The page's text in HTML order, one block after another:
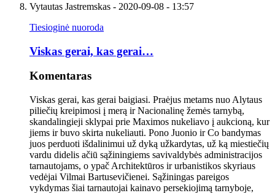
Vytautas Jastremskas - 2020-09-08 - 13:57
Tiesioginė nuoroda
Viskas gerai, kas gerai…
Komentaras
Viskas gerai, kas gerai baigiasi. Praėjus metams nuo Alytaus
piliečių kreipimosi į merą ir Nacionalinę žemės tarnybą,
skandalingieji sklypai prie Maximos nukeliavo į aukcioną, kur
jiems ir buvo skirta nukeliauti. Pono Juonio ir Co bandymas
juos perduoti išdalinimui už dyką užkardytas, už ką miestiečių
vardu didelis ačiū sąžiningiems savivaldybės administracijos
tarnautojams, o ypač Architektūros ir urbanistikos skyriaus
vedėjai Vilmai Bartusevičienei. Sąžiningas pareigos
vykdymas šiai tarnautojai kainavo persekiojimą tarnyboje,